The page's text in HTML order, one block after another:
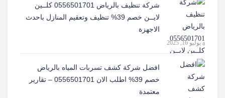
شركة تنظيف بالرياض 0556501701 كلــين
لايــن خصم 39% تنظيف وتعقيم المنازل باحدث
الاجهزة
يوليو 16, 2025
افضل شركة كشف تسربات المياه بالرياض
خصم 39% اطلب الان 0556501701‬‏ – تقارير
معتمدة